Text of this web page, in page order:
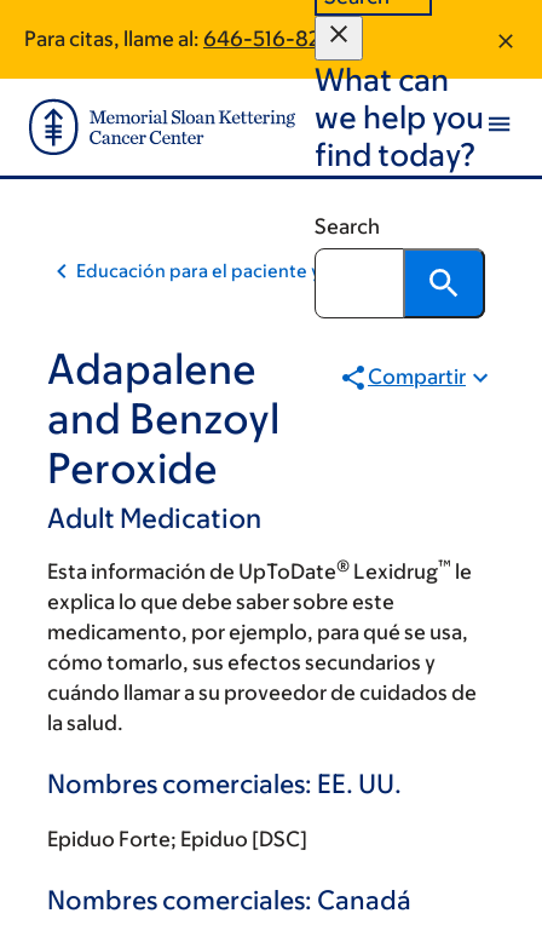
main
content
footer
Para citas, llame al: 646-516-8284
What can
we help you
find today?
Search
Educación para el paciente y la comunidad
Adapalene
and Benzoyl
Peroxide
Adult Medication
Compartir
Esta información de UpToDate® Lexidrug™ le
explica lo que debe saber sobre este
medicamento, por ejemplo, para qué se usa,
cómo tomarlo, sus efectos secundarios y
cuándo llamar a su proveedor de cuidados de
la salud.
Nombres comerciales: EE. UU.
Epiduo Forte; Epiduo [DSC]
Nombres comerciales: Canadá